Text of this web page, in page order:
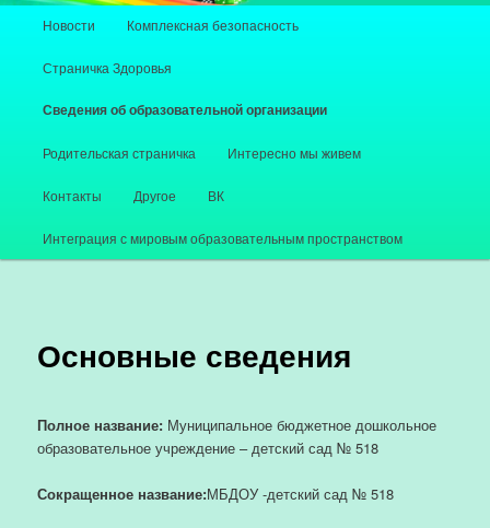
Перейти к основному содержимому
Перейти к дополнительному содержимому
Новости Комплексная безопасность
Страничка Здоровья
Сведения об образовательной организации
Родительская страничка Интересно мы живем
Контакты Другое ВК
Интеграция с мировым образовательным пространством
Основные сведения
Полное название: Муниципальное бюджетное дошкольное
образовательное учреждение – детский сад № 518
Сокращенное название:МБДОУ -детский сад № 518